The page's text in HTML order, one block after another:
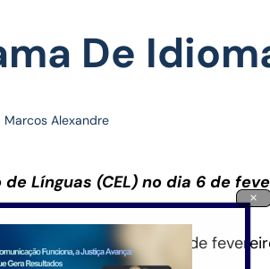
De
Marcos Alexandre
Línguas (CEL) no dia 6 de
Línguas (CEL) no dia 6 de
×